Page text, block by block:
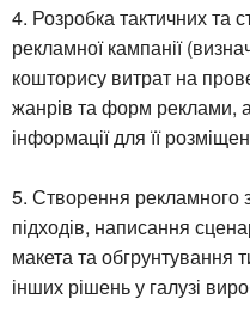
4. Розробка тактичних та
рекламної кампанії
кошторису витрат на
жанрів та форм реклами,
інформації для її
5. Створення рекламного
підходів, написання
макета та обгрунтування
інших рішень у галузі